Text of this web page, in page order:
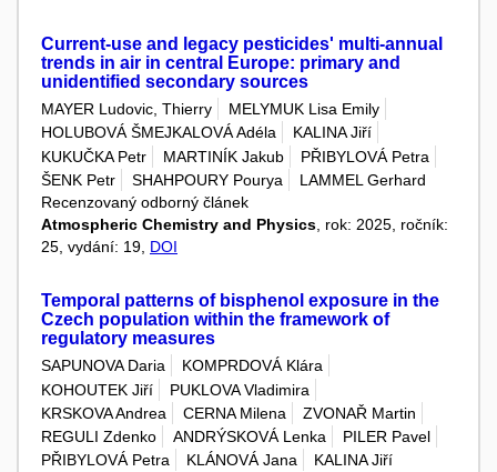
Current-use and legacy pesticides' multi-annual
trends in air in central Europe: primary and
unidentified secondary sources
MAYER Ludovic, Thierry
MELYMUK Lisa Emily
HOLUBOVÁ ŠMEJKALOVÁ Adéla
KALINA Jiří
KUKUČKA Petr
MARTINÍK Jakub
PŘIBYLOVÁ Petra
ŠENK Petr
SHAHPOURY Pourya
LAMMEL Gerhard
Recenzovaný odborný článek
Atmospheric Chemistry and Physics , rok: 2025, ročník:
25, vydání: 19, DOI
Temporal patterns of bisphenol exposure in the
Czech population within the framework of
regulatory measures
SAPUNOVA Daria
KOMPRDOVÁ Klára
KOHOUTEK Jiří
PUKLOVA Vladimira
KRSKOVA Andrea
CERNA Milena
ZVONAŘ Martin
REGULI Zdenko
ANDRÝSKOVÁ Lenka
PILER Pavel
PŘIBYLOVÁ Petra
KLÁNOVÁ Jana
KALINA Jiří